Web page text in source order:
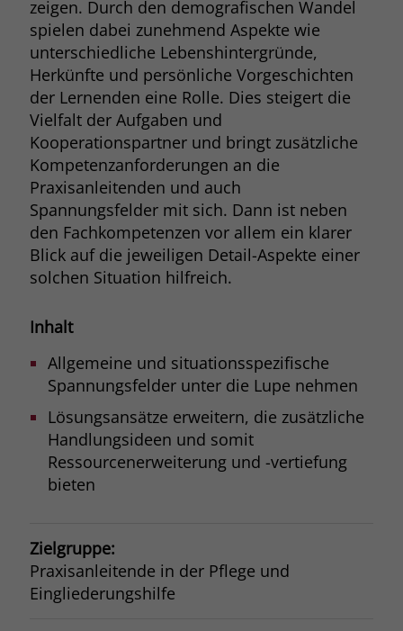
zeigen. Durch den demografischen Wandel
spielen dabei zunehmend Aspekte wie
unterschiedliche Lebenshintergründe,
Herkünfte und persönliche Vorgeschichten
der Lernenden eine Rolle. Dies steigert die
Vielfalt der Aufgaben und
Kooperationspartner und bringt zusätzliche
Kompetenzanforderungen an die
Praxisanleitenden und auch
Spannungsfelder mit sich. Dann ist neben
den Fachkompetenzen vor allem ein klarer
Blick auf die jeweiligen Detail-Aspekte einer
solchen Situation hilfreich.
Inhalt
Allgemeine und situationsspezifische
Spannungsfelder unter die Lupe nehmen
Lösungsansätze erweitern, die zusätzliche
Handlungsideen und somit
Ressourcenerweiterung und -vertiefung
bieten
Zielgruppe:
Praxisanleitende in der Pflege und
Eingliederungshilfe
Name PHPSESSID
Anbieter stiftung-liebenau.de
Laufzeit Session
Zweck
Behält die Zustände des Benutzers bei
allen Seitenanfragen bei.
Zweck
Browsers und die Einstellungen
exklusiv für diese Website zu speichern.
Dadurch wird gewährleistet, dass
Aktionen, die bei späteren Besuchen
derselben Website durchgeführt
werden, mit derselben
Benutzerkennung verknüpft werden.
Name _clsk
Anbieter www.clarity.ms
Laufzeit 1 Jahr
Sitzungsaufzeichnung
zusammenzufassen.